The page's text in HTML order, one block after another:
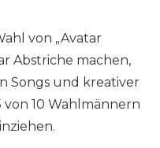
von „Avatar
Abstriche machen,
Songs und kreativer
von 10 Wahlmännern